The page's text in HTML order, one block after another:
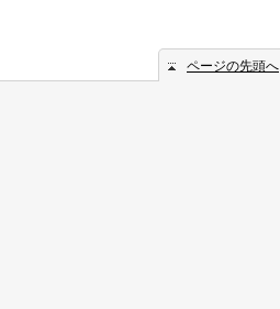
ページの先頭へ